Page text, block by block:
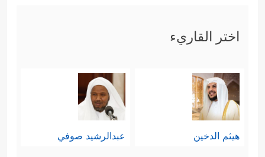
اختر القاريء
هيثم الدخين عبدالرشيد صوفي